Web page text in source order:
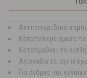
Αντιπιτυριδικό
Καταπολεμά άμεσα
Καταπραΰνει το
Αποκαθιστά την
Για άνδρες και